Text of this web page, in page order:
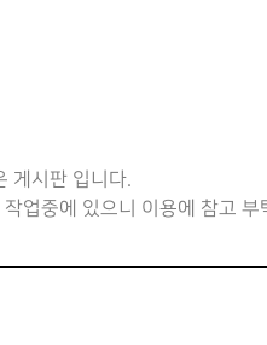
게시판 입니다.
업중에 있으니 이용에 참고 부